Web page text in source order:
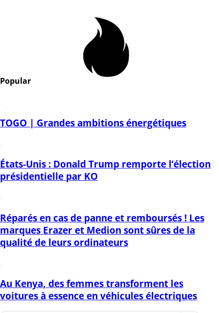
Popular
TOGO | Grandes ambitions énergétiques
États-Unis : Donald Trump remporte l’élection
présidentielle par KO
Réparés en cas de panne et remboursés ! Les
marques Erazer et Medion sont sûres de la
qualité de leurs ordinateurs
Au Kenya, des femmes transforment les
voitures à essence en véhicules électriques